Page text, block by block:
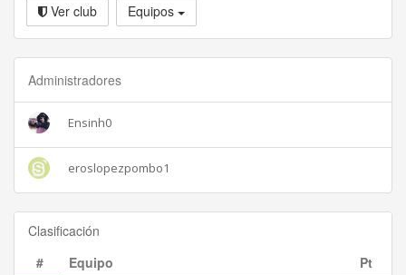
Ver club Equipos
Administradores
Ensinh0
eroslopezpombo1
Clasificación
#
Equipo
Pt